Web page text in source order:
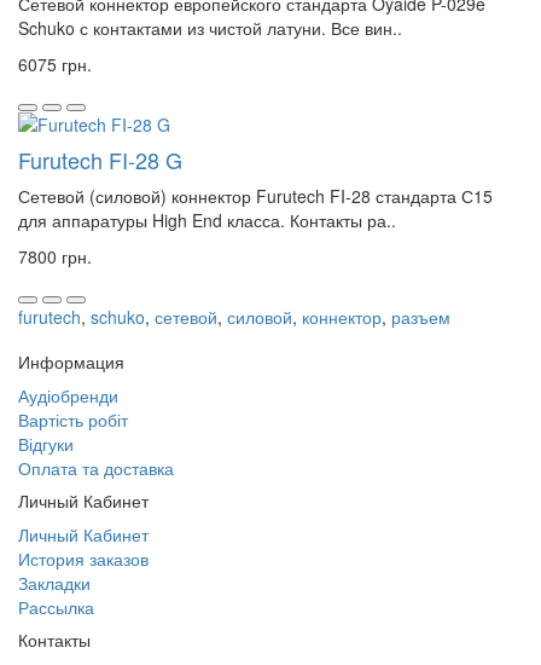
Schuko с контактами из чистой латуни. Все вин..
6075 грн.
Furutech FI-28 G
Сетевой (силовой) коннектор Furutech FI-28 стандарта С15
для аппаратуры High End класса. Контакты ра..
7800 грн.
furutech, schuko, сетевой, силовой, коннектор, разъем
Информация
Аудіобренди
Вартість робіт
Відгуки
Оплата та доставка
Личный Кабинет
Личный Кабинет
История заказов
Закладки
Рассылка
Контакты